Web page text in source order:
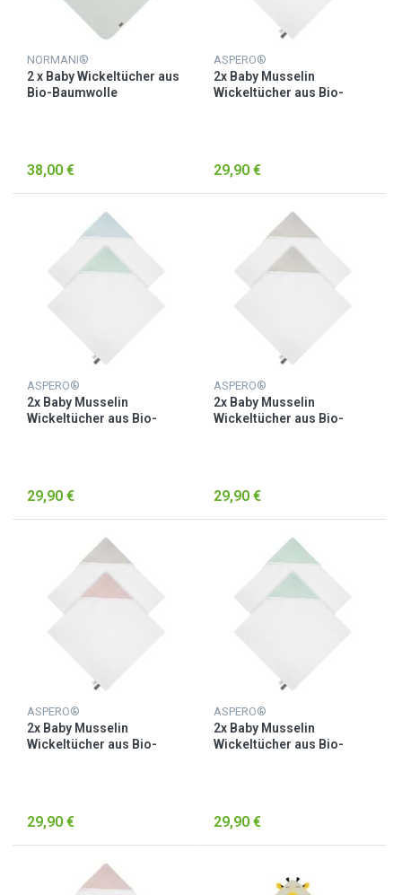
NORMANI®
2 x Baby Wickeltücher aus
Bio-Baumwolle
38,00 €
ASPERO®
2x Baby Musselin
Wickeltücher aus Bio-
29,90 €
ASPERO®
2x Baby Musselin
Wickeltücher aus Bio-
29,90 €
ASPERO®
2x Baby Musselin
Wickeltücher aus Bio-
29,90 €
ASPERO®
2x Baby Musselin
Wickeltücher aus Bio-
29,90 €
ASPERO®
2x Baby Musselin
Wickeltücher aus Bio-
29,90 €